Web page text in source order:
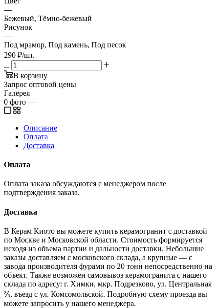
—
Бежевый, Тёмно-бежевый
Рисунок
—
Под мрамор, Под камень, Под песок
290 ₽/шт.
В корзину
Запрос оптовой цены
Галерея
0 фото —
Описание
Оплата
Доставка
Оплата
Оплата заказа обсуждаются с менеджером после
подтверждения заказа.
Доставка
В Керам Киото вы можете купить керамогранит с доставкой
по Москве и Московской области. Стоимость формируется
исходя из объема партии и дальности доставки. Небольшие
заказы доставляем с московского склада, а крупные — с
завода производителя фурами по 20 тонн непосредственно на
объект. Также возможен самовывоз керамогранита с нашего
склада по адресу: г. Химки, мкр. Подрезково, ул. Центральная
⅖, въезд с ул. Комсомольской. Подробную схему проезда вы
можете запросить у нашего менеджера.